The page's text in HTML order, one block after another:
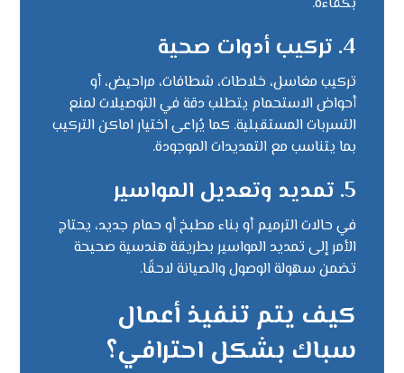
4. تركيب أدوات صحية
تركيب مغاسل، خلاطات، شطافات، مراحيض، أو
أحواض الاستحمام يتطلب دقة في التوصيلات لمنع
التسربات المستقبلية. كما يُراعى اختيار اماكن التركيب
بما يتناسب مع التمديدات الموجودة.
5. تمديد وتعديل المواسير
في حالات الترميم أو بناء مطبخ أو حمام جديد، يحتاج
الأمر إلى تمديد المواسير بطريقة هندسية صحيحة
تضمن سهولة الوصول والصيانة لاحقًا.
كيف يتم تنفيذ أعمال
سباك بشكل احترافي؟